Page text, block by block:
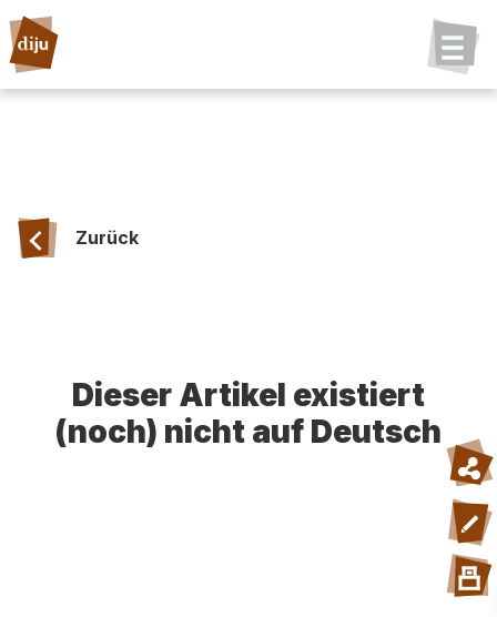
Zurück
Dieser Artikel existiert
(noch) nicht auf Deutsch